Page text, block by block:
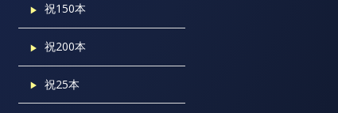
祝150本
祝200本
祝25本